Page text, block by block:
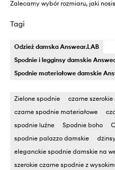
Zalecamy wybór rozmiaru, jaki
Tagi
Odzież damska Answear.LAB
Spodnie i legginsy damskie
Spodnie materiałowe damskie
Zielone spodnie
czarne
czarne spodnie materiałowe
spodnie luźne
Spodnie boho
spodnie palazzo damskie
eleganckie spodnie damskie na
szerokie czarne spodnie z